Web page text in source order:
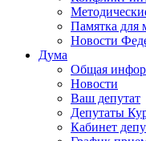
Памятка для
Новости
Дума
Общая
Новости
Ваш депутат
Депутаты
Кабинет